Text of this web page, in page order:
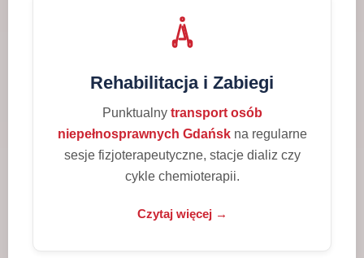
Rehabilitacja i Zabiegi
Punktualny transport osób
niepełnosprawnych Gdańskna regularne
sesje fizjoterapeutyczne, stacje dializ czy
cykle chemioterapii.
Czytaj więcej →